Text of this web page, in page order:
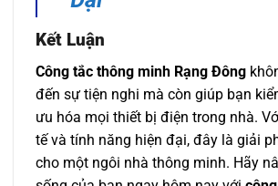
Kết Luận
Công tắc thông minh Rạng Đông
đến sự tiện nghi mà còn giúp bạn
ưu hóa mọi thiết bị điện trong nhà.
tế và tính năng hiện đại, đây là giải
cho một ngôi nhà thông minh. Hãy